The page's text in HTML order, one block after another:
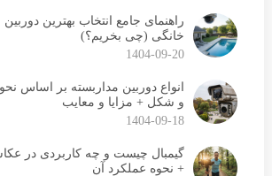
راهنمای جامع انتخاب بهترین دوربین
خانگی (چی بخریم؟)
1404-09-20
انواع دوربین مداربسته بر اساس
و شکل + مزایا و معایب
1404-09-18
گیمبال چیست و چه کاربردی در
+ نحوه عملکرد آن